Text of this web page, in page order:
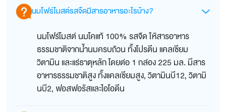
นมโฟร์โมสต์รสจืดมีสารอาหารอะไรบ้าง?
นมโฟร์โมสต์ นมโคแท้ 100% รสจืด ให้สารอาหาร
ธรรมชาติจากน้ำนมครบถ้วน ทั้งโปรตีน แคลเซียม
วิตามิน และแร่ธาตุหลัก โดยต่อ 1 กล่อง 225 มล. มีสาร
อาหารธรรมชาติสูง ทั้งแคลเซียมสูง, วิตามินบี12, วิตามิ
นบี2, ฟอสฟอรัสและไอโอดีน